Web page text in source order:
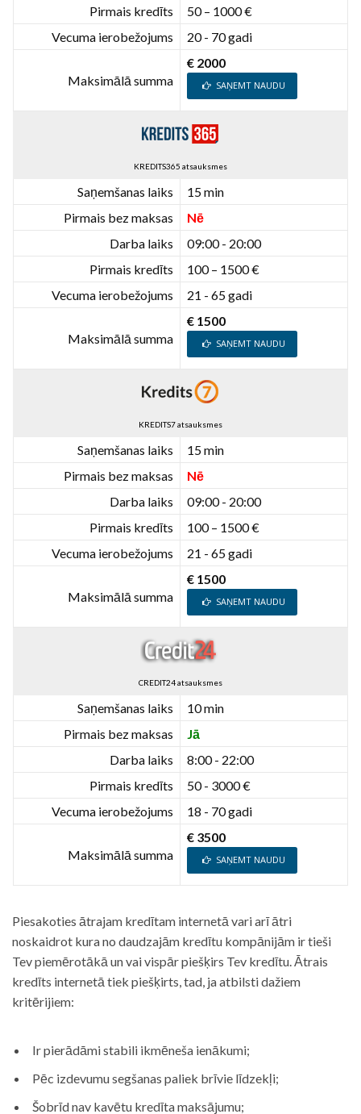
Pirmais kredīts
50 – 1000 €
Vecuma ierobežojums
20 - 70 gadi
Maksimālā summa
€ 2000
SAŅEMT NAUDU
KREDITS365 atsauksmes
Saņemšanas laiks
15 min
Pirmais bez maksas
Nē
Darba laiks
09:00 - 20:00
Pirmais kredīts
100 – 1500 €
Vecuma ierobežojums
21 - 65 gadi
Maksimālā summa
€ 1500
SAŅEMT NAUDU
KREDITS7 atsauksmes
Saņemšanas laiks
15 min
Pirmais bez maksas
Nē
Darba laiks
09:00 - 20:00
Pirmais kredīts
100 – 1500 €
Vecuma ierobežojums
21 - 65 gadi
Maksimālā summa
€ 1500
SAŅEMT NAUDU
CREDIT24 atsauksmes
Saņemšanas laiks
10 min
Pirmais bez maksas
Jā
Darba laiks
8:00 - 22:00
Pirmais kredīts
50 - 3000 €
Vecuma ierobežojums
18 - 70 gadi
Maksimālā summa
€ 3500
SAŅEMT NAUDU
Piesakoties ātrajam kredītam internetā vari arī ātri
noskaidrot kura no daudzajām kredītu kompānijām ir tieši
Tev piemērotākā un vai vispār piešķirs Tev kredītu. Ātrais
kredīts internetā tiek piešķirts, tad, ja atbilsti dažiem
kritērijiem:
Ir pierādāmi stabili ikmēneša ienākumi;
Pēc izdevumu segšanas paliek brīvie līdzekļi;
Šobrīd nav kavētu kredīta maksājumu;